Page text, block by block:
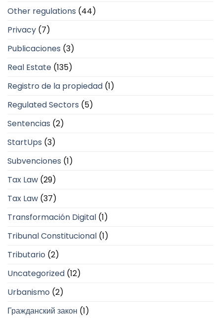
Other regulations (44)
Privacy (7)
Publicaciones (3)
Real Estate (135)
Registro de la propiedad (1)
Regulated Sectors (5)
Sentencias (2)
StartUps (3)
Subvenciones (1)
Tax Law (29)
Tax Law (37)
Transformación Digital (1)
Tribunal Constitucional (1)
Tributario (2)
Uncategorized (12)
Urbanismo (2)
Гражданский закон (1)